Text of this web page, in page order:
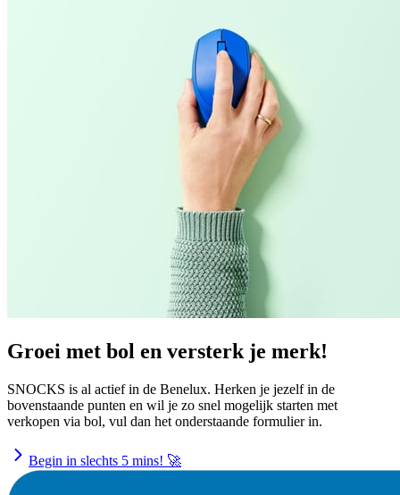
Groei met bol en versterk je merk!
SNOCKS is al actief in de Benelux. Herken je jezelf in de
bovenstaande punten en wil je zo snel mogelijk starten met
verkopen via bol, vul dan het onderstaande formulier in.
Begin in slechts 5 mins! 🚀